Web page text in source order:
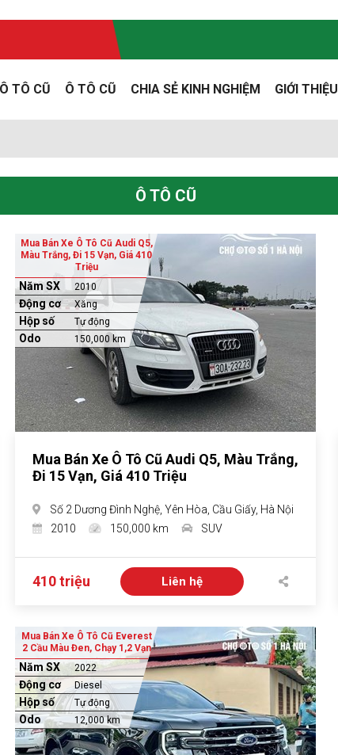
TÔ CŨ Ô TÔ CŨ CHIA SẺ KINH NGHIỆM GIỚI THIỆU
Ô TÔ CŨ
Mua Bán Xe Ô Tô Cũ Audi Q5,
Màu Trắng, Đi 15 Vạn, Giá 410
Triệu
Năm SX 2010
Động cơ Xăng
Hộp số Tự động
Odo 150,000 km
Mua Bán Xe Ô Tô Cũ Audi Q5, Màu Trắng,
Đi 15 Vạn, Giá 410 Triệu
Số 2 Dương Đình Nghệ, Yên Hòa, Cầu Giấy, Hà Nội
2010
150,000 km SUV
410 triệu Liên hệ
Mua Bán Xe Ô Tô Cũ Everest
2 Cầu Màu Đen, Chạy 1,2 Vạn
Năm SX 2022
Động cơ Diesel
Hộp số Tự động
Odo 12,000 km